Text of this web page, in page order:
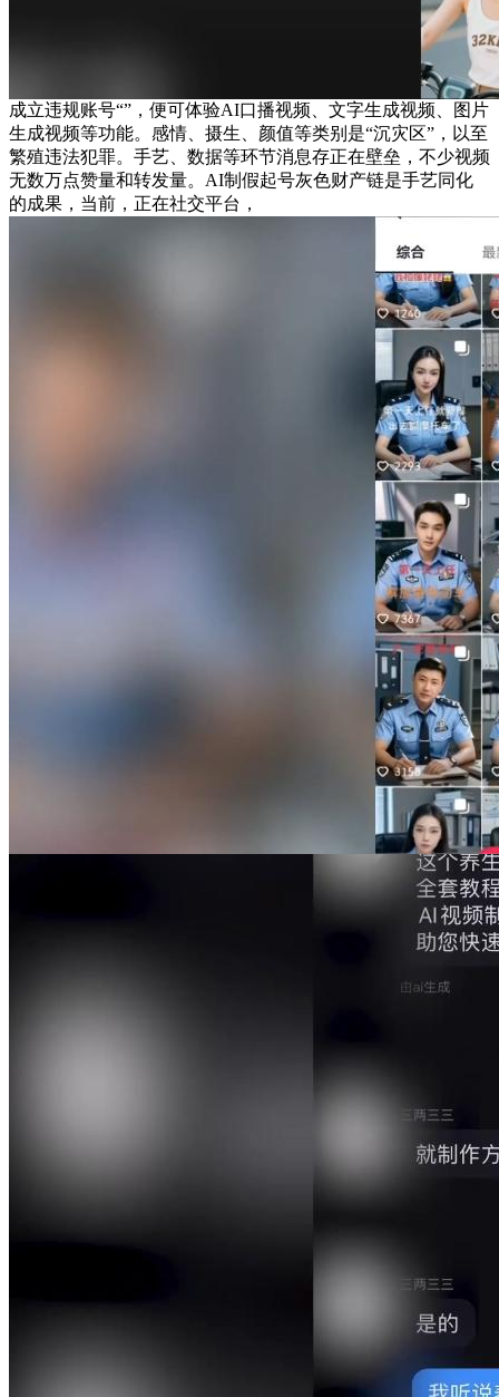
成立违规账号“”，便可体验AI口播视频、文字生成视频、图片
生成视频等功能。感情、摄生、颜值等类别是“沉灾区”，以至
繁殖违法犯罪。手艺、数据等环节消息存正在壁垒，不少视频
无数万点赞量和转发量。AI制假起号灰色财产链是手艺同化
的成果，当前，正在社交平台，